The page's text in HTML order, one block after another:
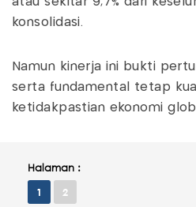
konsolidasi.
Namun kinerja ini bukti
serta fundamental tetap
ketidakpastian ekonomi
Halaman :
1 2